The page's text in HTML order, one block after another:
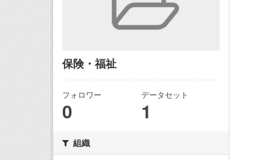
保険・福祉
フォロワー
0
データセット
1
組織